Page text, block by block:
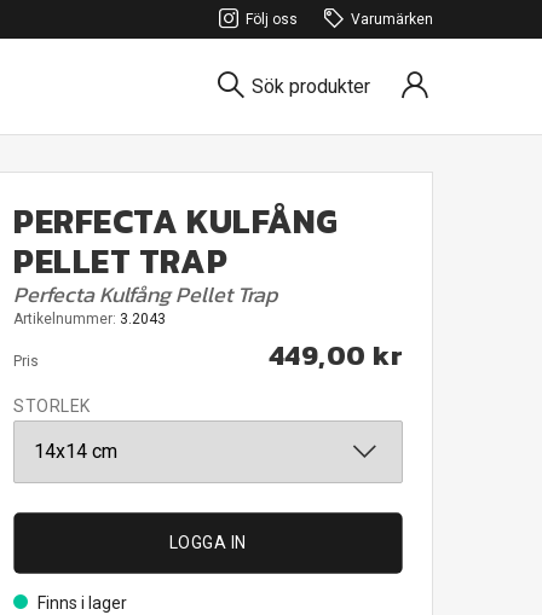
Följ oss Varumärken
Sök produkter
PERFECTA KULFÅNG
PELLET TRAP
Perfecta Kulfång Pellet Trap
Artikelnummer: 3.2043
Pris 449,00 kr
STORLEK
LOGGA IN
Finns i lager